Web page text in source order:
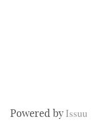
Powered byIssuu